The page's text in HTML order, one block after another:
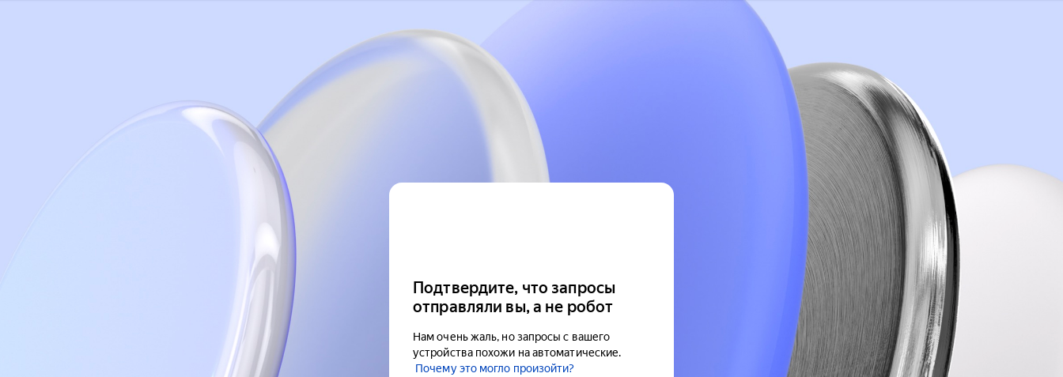
Подтвердите, что запросы
отправляли вы, а не робот
Нам очень жаль, но запросы с вашего
устройства похожи на автоматические.
Почему это могло произойти?